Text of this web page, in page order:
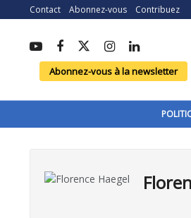
Contact Abonnez-vous Contribuez
Abonnez-vous à la newsletter